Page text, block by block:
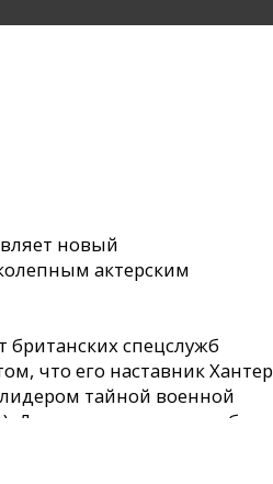
новый
актерским
спецслужб
что его наставник Хантер
тайной военной
Дэнни сделает все, чтобы
друга! Для этого ему